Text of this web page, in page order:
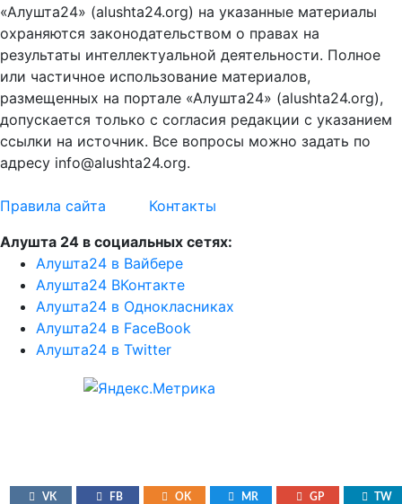
VK FB OK MR GP TW
«Алушта24» (alushta24.org) на указанные материалы
охраняются законодательством о правах на
результаты интеллектуальной деятельности. Полное
или частичное использование материалов,
размещенных на портале «Алушта24» (alushta24.org),
допускается только с согласия редакции с указанием
ссылки на источник. Все вопросы можно задать по
адресу info@alushta24.org.
Правила сайта
Контакты
Алушта 24 в социальных сетях:
Алушта24 в Вайбере
Алушта24 ВКонтакте
Алушта24 в Однокласниках
Алушта24 в FaceBook
Алушта24 в Twitter